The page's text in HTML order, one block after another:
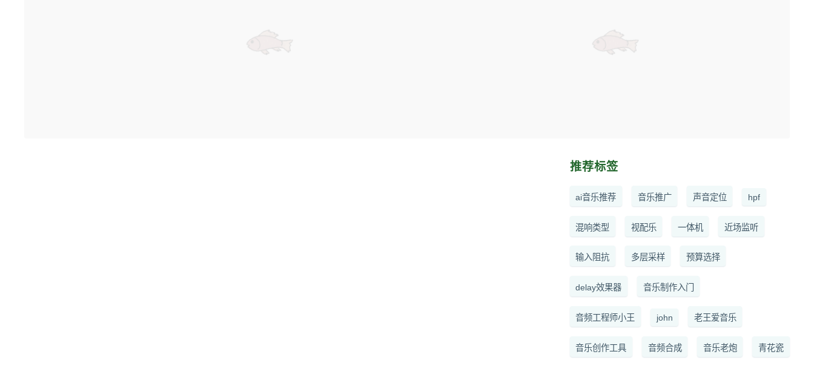
推荐标签
ai音乐推荐 音乐推广 声音定位 hpf
混响类型 视配乐 一体机 近场监听
输入阻抗 多层采样 预算选择
delay效果器 音乐制作入门
音频工程师小王 john 老王爱音乐
音乐创作工具 音频合成 音乐老炮 青花瓷